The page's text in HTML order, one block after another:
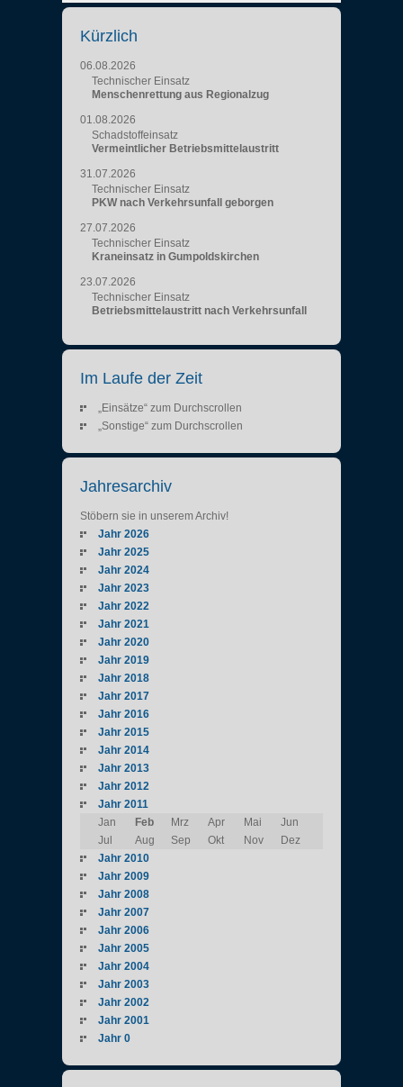
Kürzlich
06.08.2026
Technischer Einsatz
Menschenrettung aus Regionalzug
01.08.2026
Schadstoffeinsatz
Vermeintlicher Betriebsmittelaustritt
31.07.2026
Technischer Einsatz
PKW nach Verkehrsunfall geborgen
27.07.2026
Technischer Einsatz
Kraneinsatz in Gumpoldskirchen
23.07.2026
Technischer Einsatz
Betriebsmittelaustritt nach Verkehrsunfall
Im Laufe der Zeit
„Einsätze“ zum Durchscrollen
„Sonstige“ zum Durchscrollen
Jahresarchiv
Stöbern sie in unserem Archiv!
Jahr 2026
Jahr 2025
Jahr 2024
Jahr 2023
Jahr 2022
Jahr 2021
Jahr 2020
Jahr 2019
Jahr 2018
Jahr 2017
Jahr 2016
Jahr 2015
Jahr 2014
Jahr 2013
Jahr 2012
Jahr 2011
Jan
Feb Mrz Apr Mai
Jun
Jul
Aug Sep Okt Nov
Dez
Jahr 2010
Jahr 2009
Jahr 2008
Jahr 2007
Jahr 2006
Jahr 2005
Jahr 2004
Jahr 2003
Jahr 2002
Jahr 2001
Jahr 0